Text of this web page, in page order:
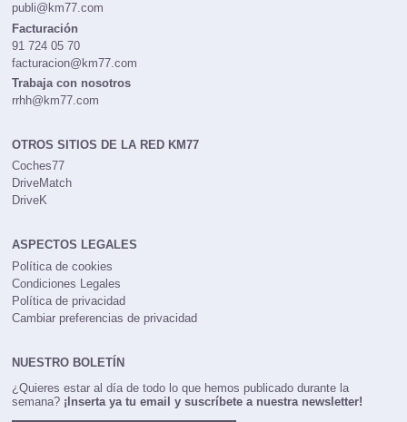
publi@km77.com
Facturación
91 724 05 70
facturacion@km77.com
Trabaja con nosotros
rrhh@km77.com
OTROS SITIOS DE LA RED KM77
Coches77
DriveMatch
DriveK
ASPECTOS LEGALES
Política de cookies
Condiciones Legales
Política de privacidad
Cambiar preferencias de privacidad
NUESTRO BOLETÍN
¿Quieres estar al día de todo lo que hemos publicado durante la
semana? ¡Inserta ya tu email y suscríbete a nuestra newsletter!